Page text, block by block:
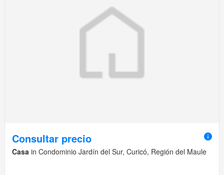
Consultar precio
Casa in Condominio Jardín del Sur, Curicó, Región del Maule